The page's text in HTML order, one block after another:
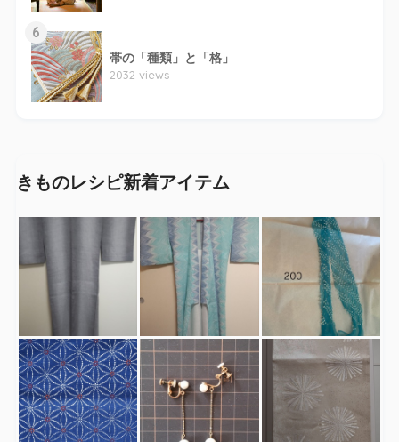
6
帯の「種類」と「格」
2032 views
きものレシピ新着アイテム